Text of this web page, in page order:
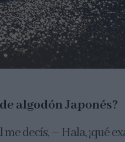
algodón Japonés?
decís, – Hala, ¡qué